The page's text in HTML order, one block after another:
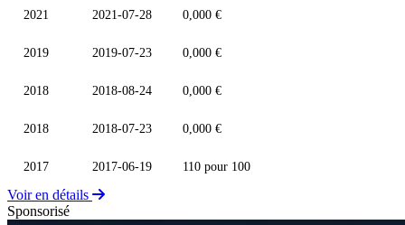
2021 2021-07-28 0,000 €
2019 2019-07-23 0,000 €
2018 2018-08-24 0,000 €
2018 2018-07-23 0,000 €
2017 2017-06-19 110 pour 100
Voir en détails
Sponsorisé